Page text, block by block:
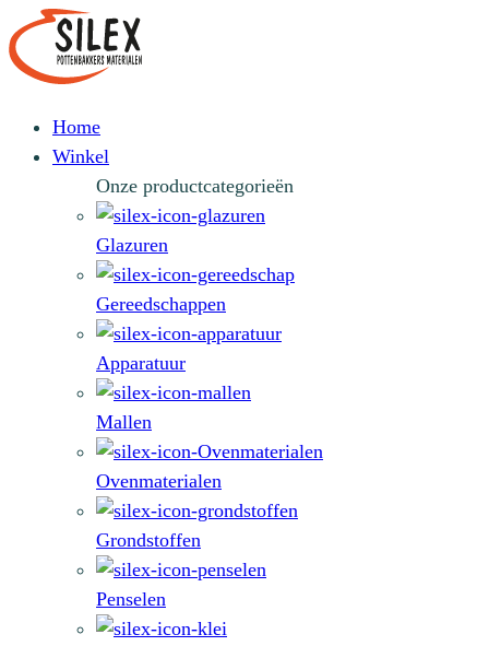
Home
Winkel
Onze productcategorieën
Glazuren
Gereedschappen
Apparatuur
Mallen
Ovenmaterialen
Grondstoffen
Penselen